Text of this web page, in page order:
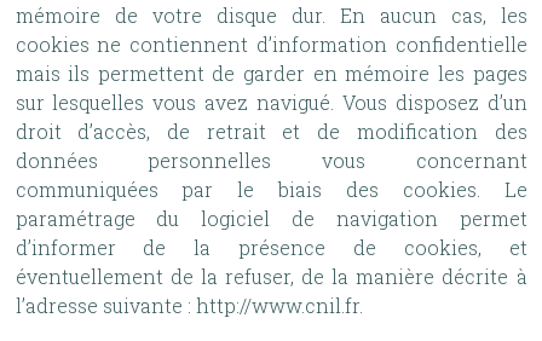
mémoire de votre disque dur. En aucun cas, les
cookies ne contiennent d’information confidentielle
mais ils permettent de garder en mémoire les pages
sur lesquelles vous avez navigué. Vous disposez d’un
droit d’accès, de retrait et de modification des
données personnelles vous concernant
communiquées par le biais des cookies. Le
paramétrage du logiciel de navigation permet
d’informer de la présence de cookies, et
éventuellement de la refuser, de la manière décrite à
l’adresse suivante : http://www.cnil.fr.